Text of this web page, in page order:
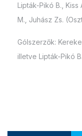
Lipták-Pikó B., Kiss
M., Juhász Zs.
Gólszerzők:
illetve Lipták-Pikó B.